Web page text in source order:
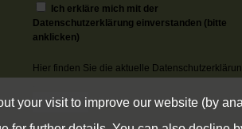
Ich erkläre mich mit der
Datenschutzerklärung einverstanden (bitte
anklicken)
Hier finden Sie die aktuelle
your visit to improve our website (by